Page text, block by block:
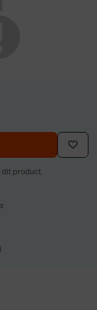
dit product.